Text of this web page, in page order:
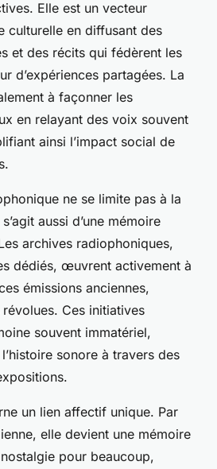
Elle est un vecteur
culturelle en diffusant des
et des récits qui fédèrent les
d’expériences partagées. La
à façonner les
en relayant des voix souvent
ainsi l’impact social de
ne se limite pas à la
aussi d’une mémoire
archives radiophoniques,
dédiés, œuvrent activement à
émissions anciennes,
révolues. Ces initiatives
souvent immatériel,
sonore à travers des
un lien affectif unique. Par
elle devient une mémoire
pour beaucoup,